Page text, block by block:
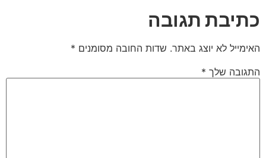
כתיבת תגובה
האימייל לא יוצג באתר. שדות החובה מסומנים *
התגובה שלך *